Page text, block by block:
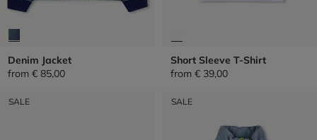
Denim Jacket
from € 85,00
Short Sleeve T-Shirt
from € 39,00
SALE SALE